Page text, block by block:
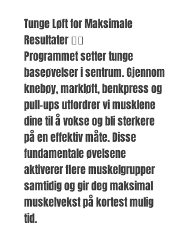
Tunge Løft for Maksimale
Resultater 🏋️‍♂️
Programmet setter tunge
baseøvelser i sentrum. Gjennom
knebøy, markløft, benkpress og
pull-ups utfordrer vi musklene
dine til å vokse og bli sterkere
på en effektiv måte. Disse
fundamentale øvelsene
aktiverer flere muskelgrupper
samtidig og gir deg maksimal
muskelvekst på kortest mulig
tid.